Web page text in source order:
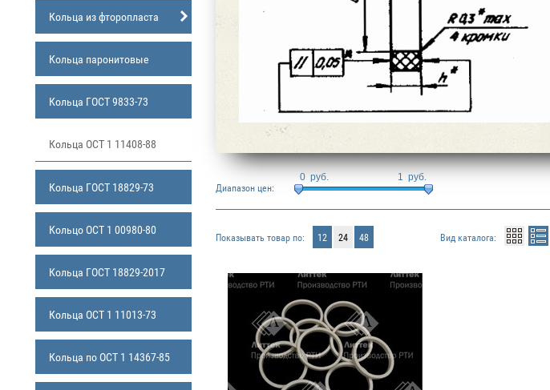
Кольца из фторопласта
Кольца паронитовые
Кольца ГОСТ 9833-73
Кольца ОСТ 1 11408-88
Кольца ГОСТ 18829-73
Кольцо ОСТ 1 00980-80
Кольца ГОСТ 18829-2017
Кольца ОСТ 1 11013-73
Кольца по ОСТ 1 14367-85
Диапазон цен:
0руб. 1 руб.
Показывать товар по: 12 24 48 Вид каталога: